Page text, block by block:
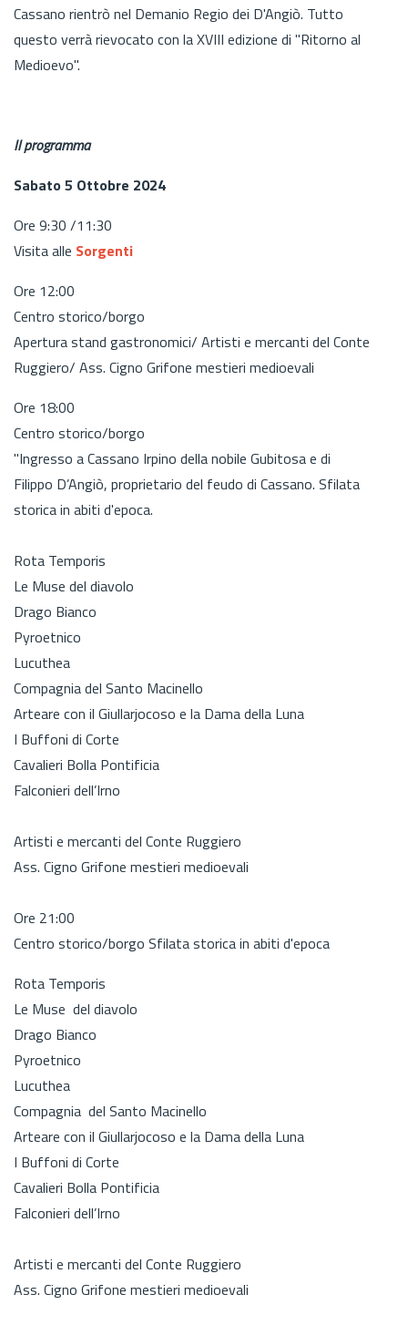
Cassano rientrò nel Demanio Regio dei D'Angiò. Tutto
questo verrà rievocato con la XVIII edizione di "Ritorno al
Medioevo".
Il programma
Sabato 5 Ottobre 2024
Ore 9:30 /11:30
Visita alle Sorgenti
Ore 12:00
Centro storico/borgo
Apertura stand gastronomici/ Artisti e mercanti del Conte
Ruggiero/ Ass. Cigno Grifone mestieri medioevali
Ore 18:00
Centro storico/borgo
"Ingresso a Cassano Irpino della nobile Gubitosa e di
Filippo D’Angiò, proprietario del feudo di Cassano. Sfilata
storica in abiti d'epoca.
Rota Temporis
Le Muse del diavolo
Drago Bianco
Pyroetnico
Lucuthea
Compagnia del Santo Macinello
Arteare con il Giullarjocoso e la Dama della Luna
I Buffoni di Corte
Cavalieri Bolla Pontificia
Falconieri dell’Irno
Artisti e mercanti del Conte Ruggiero
Ass. Cigno Grifone mestieri medioevali
Ore 21:00
Centro storico/borgo Sfilata storica in abiti d'epoca
Rota Temporis
Le Muse del diavolo
Drago Bianco
Pyroetnico
Lucuthea
Compagnia del Santo Macinello
Arteare con il Giullarjocoso e la Dama della Luna
I Buffoni di Corte
Cavalieri Bolla Pontificia
Falconieri dell’Irno
Artisti e mercanti del Conte Ruggiero
Ass. Cigno Grifone mestieri medioevali